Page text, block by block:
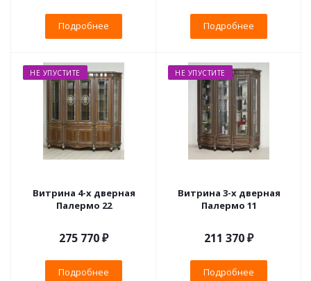
Подробнее Подробнее
НЕ УПУСТИТЕ
Витрина 4-х дверная
Палермо 22
275 770 ₽
Подробнее
НЕ УПУСТИТЕ
Витрина 3-х дверная
Палермо 11
211 370 ₽
Подробнее